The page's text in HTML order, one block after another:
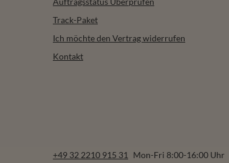
Track-Paket
Ich möchte den Vertrag widerrufen
Kontakt
+49 32 2210 915 31 Mon-Fri 8:00-16:00 Uhr